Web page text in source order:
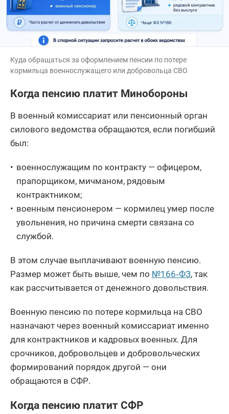
Куда обращаться за оформлением пенсии по потере
кормильца военнослужащего или добровольца СВО
Когда пенсию платит Минобороны
В военный комиссариат или пенсионный орган
силового ведомства обращаются, если погибший
был:
военнослужащим по контракту — офицером,
прапорщиком, мичманом, рядовым
контрактником;
военным пенсионером — кормилец умер после
увольнения, но причина смерти связана со
службой.
В этом случае выплачивают военную пенсию.
Размер может быть выше, чем по №166‑ФЗ, так
как рассчитывается от денежного довольствия.
Военную пенсию по потере кормильца на СВО
назначают через военный комиссариат именно
для контрактников и кадровых военных. Для
срочников, добровольцев и добровольческих
формирований порядок другой — они
обращаются в СФР.
Когда пенсию платит СФР